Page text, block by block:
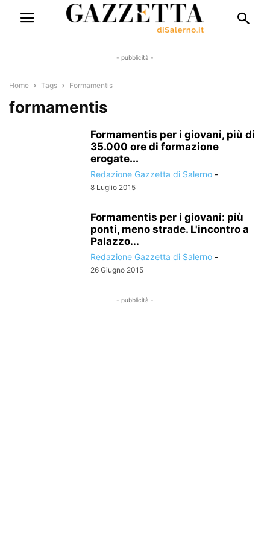
- pubblicità -
Home Tags Formamentis
formamentis
Formamentis per i giovani, più di
35.000 ore di formazione
erogate...
Redazione Gazzetta di Salerno -
8 Luglio 2015
Formamentis per i giovani: più
ponti, meno strade. L'incontro a
Palazzo...
Redazione Gazzetta di Salerno -
26 Giugno 2015
- pubblicità -